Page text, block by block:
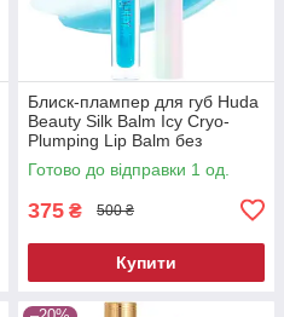
Блиск-плампер для губ Huda
Beauty Silk Balm Icy Cryo-
Plumping Lip Balm без
коробки 3.9 мл
Готово до відправки 1 од.
375 ₴ 500 ₴
Купити